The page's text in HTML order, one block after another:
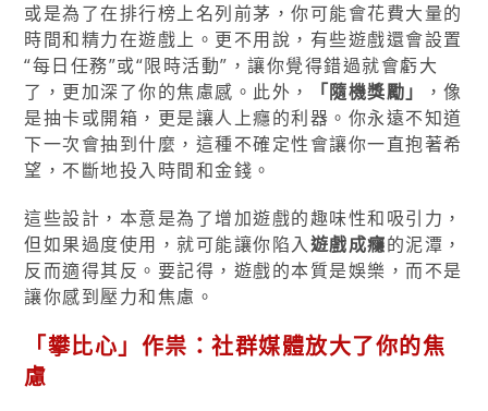
或是為了在排行榜上名列前茅，你可能會花費大量的
時間和精力在遊戲上。更不用說，有些遊戲還會設置
“每日任務”或“限時活動”，讓你覺得錯過就會虧大
了，更加深了你的焦慮感。此外，
「隨機獎勵」
，像
是抽卡或開箱，更是讓人上癮的利器。你永遠不知道
下一次會抽到什麼，這種不確定性會讓你一直抱著希
望，不斷地投入時間和金錢。
這些設計，本意是為了增加遊戲的趣味性和吸引力，
但如果過度使用，就可能讓你陷入遊戲成癮的泥潭，
反而適得其反。要記得，遊戲的本質是娛樂，而不是
讓你感到壓力和焦慮。
「攀比心」作祟：社群媒體放大了你的焦
慮